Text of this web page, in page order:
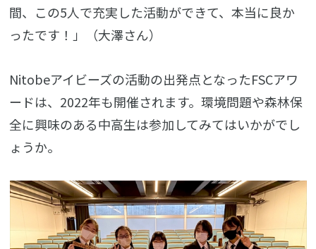
間、この5人で充実した活動ができて、本当に良か
ったです！」（大澤さん）
Nitobeアイビーズの活動の出発点となったFSCアワ
ードは、2022年も開催されます。環境問題や森林保
全に興味のある中高生は参加してみてはいかがでし
ょうか。